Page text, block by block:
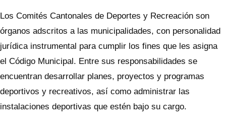
Los Comités Cantonales de Deportes y Recreación son
órganos adscritos a las municipalidades, con personalidad
jurídica instrumental para cumplir los fines que les asigna
el Código Municipal. Entre sus responsabilidades se
encuentran desarrollar planes, proyectos y programas
deportivos y recreativos, así como administrar las
instalaciones deportivas que estén bajo su cargo.